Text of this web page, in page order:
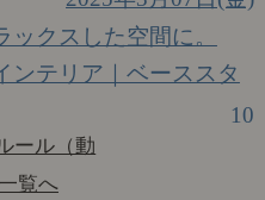
クスした空間に。
ンテリア｜ベーススタ
10
ール（動
覧へ